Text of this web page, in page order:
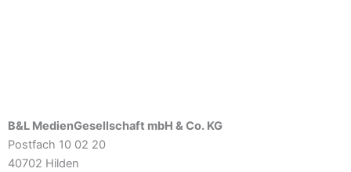
B&L MedienGesellschaft mbH & Co. KG
Postfach 10 02 20
40702 Hilden